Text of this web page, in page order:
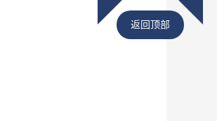
返回顶部